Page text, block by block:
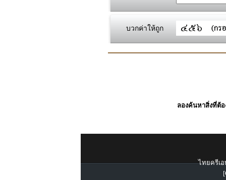
บวกค่าให้ถูก
ลองค้นหาสิ่งที่ต้อ
ไทยครีเอ
[